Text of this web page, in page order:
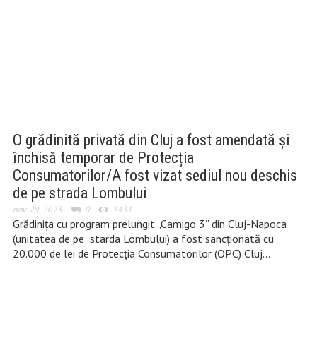
O grădinită privată din Cluj a fost amendată și
închisă temporar de Protecția
Consumatorilor/A fost vizat sediul nou deschis
de pe strada Lombului
nov. 29, 2023 0 1431
Grădinița cu program prelungit „Camigo 3” din Cluj-Napoca
(unitatea de pe starda Lombului) a fost sancționată cu
20.000 de lei de Protecția Consumatorilor (OPC) Cluj…